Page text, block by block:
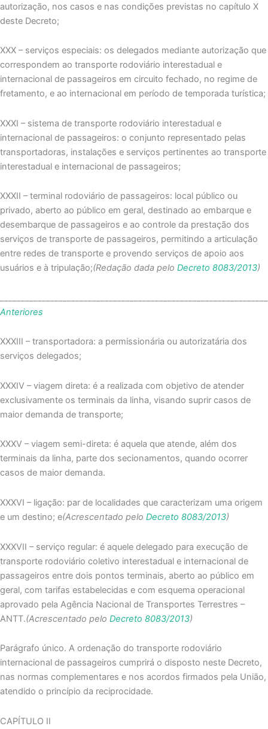
autorização, nos casos e nas condições previstas no capítulo X
deste Decreto;
XXX – serviços especiais: os delegados mediante autorização que
correspondem ao transporte rodoviário interestadual e
internacional de passageiros em circuito fechado, no regime de
fretamento, e ao internacional em período de temporada turística;
XXXI – sistema de transporte rodoviário interestadual e
internacional de passageiros: o conjunto representado pelas
transportadoras, instalações e serviços pertinentes ao transporte
interestadual e internacional de passageiros;
XXXII – terminal rodoviário de passageiros: local público ou
privado, aberto ao público em geral, destinado ao embarque e
desembarque de passageiros e ao controle da prestação dos
serviços de transporte de passageiros, permitindo a articulação
entre redes de transporte e provendo serviços de apoio aos
usuários e à tripulação;(Redação dada pelo Decreto 8083/2013)
Anteriores
XXXIII – transportadora: a permissionária ou autorizatária dos
serviços delegados;
XXXIV – viagem direta: é a realizada com objetivo de atender
exclusivamente os terminais da linha, visando suprir casos de
maior demanda de transporte;
XXXV – viagem semi-direta: é aquela que atende, além dos
terminais da linha, parte dos secionamentos, quando ocorrer
casos de maior demanda.
XXXVI – ligação: par de localidades que caracterizam uma origem
e um destino; e(Acrescentado pelo Decreto 8083/2013)
XXXVII – serviço regular: é aquele delegado para execução de
transporte rodoviário coletivo interestadual e internacional de
passageiros entre dois pontos terminais, aberto ao público em
geral, com tarifas estabelecidas e com esquema operacional
aprovado pela Agência Nacional de Transportes Terrestres –
ANTT.(Acrescentado pelo Decreto 8083/2013)
Parágrafo único. A ordenação do transporte rodoviário
internacional de passageiros cumprirá o disposto neste Decreto,
nas normas complementares e nos acordos firmados pela União,
atendido o princípio da reciprocidade.
CAPÍTULO II